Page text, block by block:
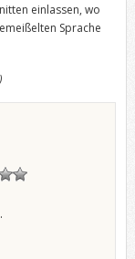
einlassen, wo
Sprache
.